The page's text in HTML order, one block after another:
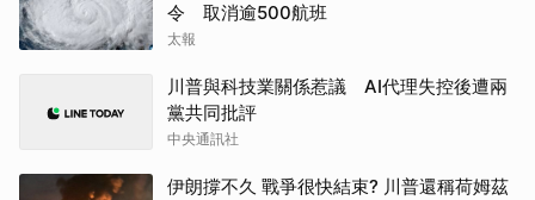
令 取消逾500航班
太報
川普與科技業關係惹議 AI代理失控後遭兩
黨共同批評
中央通訊社
伊朗撐不久 戰爭很快結束? 川普還稱荷姆茲